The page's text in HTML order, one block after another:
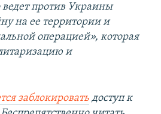
ведет против Украины
на ее территории и
операцией», которая
и
заблокировать доступ к